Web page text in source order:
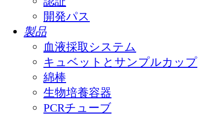
開発パス
製品
血液採取システム
キュベットとサンプルカップ
綿棒
生物培養容器
PCRチューブ